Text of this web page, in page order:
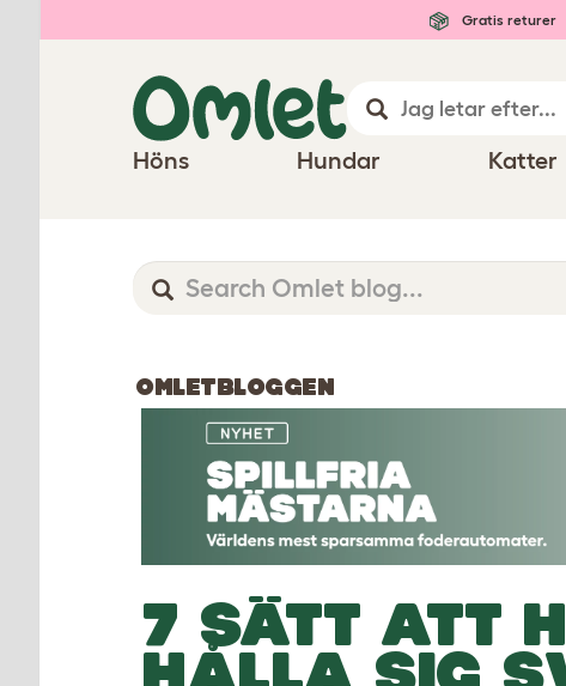
Gratis returer
Höns Hundar Katter
OMLETBLOGGEN
7 SÄTT ATT
HÅLLA SIG